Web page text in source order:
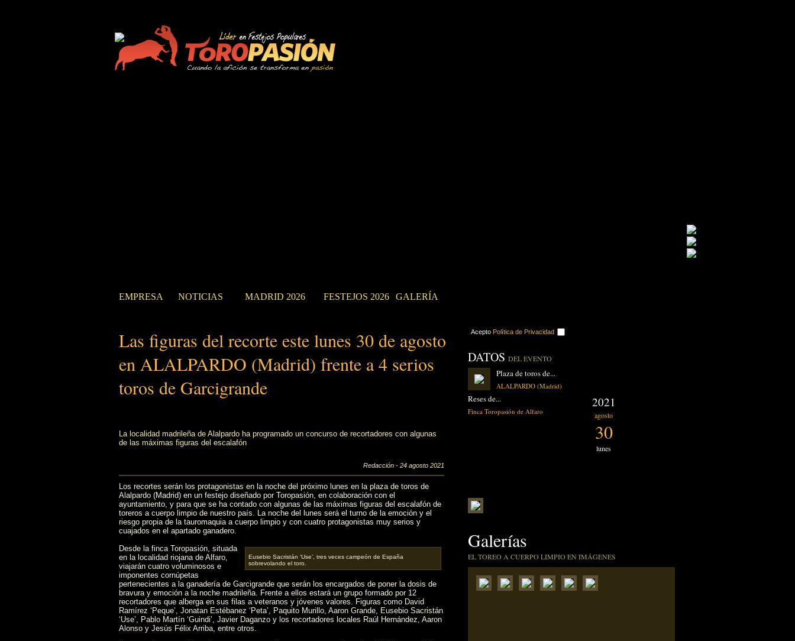
Acepto Política de Privacidad
EMPRESA NOTICIAS MADRID 2026 FESTEJOS 2026 GALERÍA
DATOS DEL EVENTO
Plaza de toros de...
ALALPARDO (Madrid)
2021
agosto
30
lunes
Reses de...
Finca Toropasión de Alfaro
Galerías
EL TOREO A CUERPO LIMPIO EN IMÁGENES
Las figuras del recorte este lunes 30 de agosto
en ALALPARDO (Madrid) frente a 4 serios
toros de Garcigrande
La localidad madrileña de Alalpardo ha programado un concurso de recortadores con algunas
de las máximas figuras del escalafón
Redacción - 24 agosto 2021
Los recortes serán los protagonistas en la noche del próximo lunes en la plaza de toros de
Alalpardo (Madrid) en un festejo diseñado por Toropasión, en colaboración con el
ayuntamiento, y para que se ha contado con algunas de las máximas figuras del escalafón de
toreros a cuerpo limpio de nuestro país. La noche del lunes será el turno de la emoción y el
riesgo propia de la tauromaquia a cuerpo limpio y con cuatro protagonistas muy serios y
cuajados en el apartado ganadero.
Eusebio Sacristán ‘Use’, tres veces campeón de España
sobrevolando el toro.
Desde la finca Toropasión, situada
en la localidad riojana de Alfaro,
viajarán cuatro voluminosos e
imponentes cornúpetas
pertenecientes a la ganadería de Garcigrande que serán los encargados de poner la dosis de
bravura y emoción a la noche madrileña. Frente a ellos estará un grupo formado por 12
recortadores que alberga en sus filas a veteranos y jóvenes valores. Figuras como David
Ramírez ‘Peque’, Jonatan Estébanez ‘Peta’, Paquito Murillo, Aaron Grande, Eusebio Sacristán
‘Use’, Pablo Martín ‘Guindi’, Javier Daganzo y los recortadores locales Raúl Hernández, Aaron
Alonso y Jesús Félix Arriba, entre otros.